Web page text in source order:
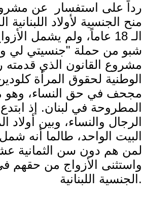
رداً على استفسار عن
منح الجنسية لأولاد اللبنانية
الـ 18 عاماً، ولم يشمل
شبو من حملة "جنسيتي لي
مشروع القانون الذي قدمته
الوطنية لحقوق المرأة
مجحف في حق النساء، وهو
المطروحة في لبنان. إذ
الرجال والنساء، وبين أولاد
البيت الواحد، طالما أنه
لمن هم دون سن الثمانية
واستثنى الأزواج من حقهم
الجنسية اللبنانية.